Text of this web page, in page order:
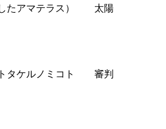
したアマテラス） 太陽
トタケルノミコト 審判